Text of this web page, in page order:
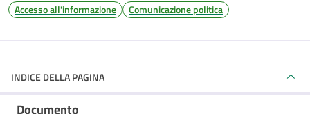
Accesso all'informazione Comunicazione politica
INDICE DELLA PAGINA
Documento